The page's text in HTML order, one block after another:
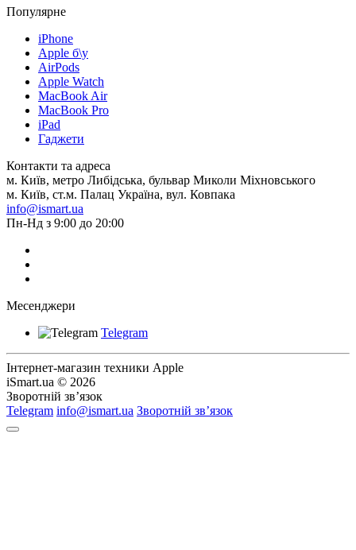
Популярне
iPhone
Apple б\у
AirPods
Apple Watch
MacBook Air
MacBook Pro
iPad
Гаджети
Контакти та адреса
м. Київ, метро Либідська, бульвар Миколи Міхновського
м. Київ, ст.м. Палац Україна, вул. Ковпака
info@ismart.ua
Пн-Нд з 9:00 до 20:00
Месенджери
Telegram
Інтернет-магазин техники Apple
iSmart.ua © 2026
Зворотній зв’язок
Telegram info@ismart.ua Зворотній зв’язок